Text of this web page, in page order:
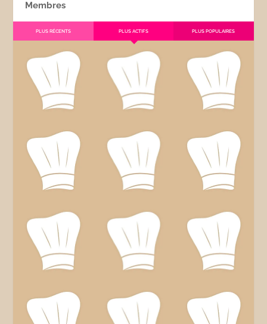
Membres
PLUS RÉCENTS PLUS ACTIFS PLUS POPULAIRES